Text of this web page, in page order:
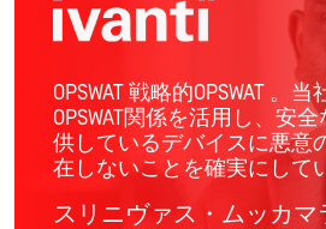
OPSWAT 戦略的OPSWAT 。当
OPSWAT関係を活用し、安
供しているデバイスに悪意
在しないことを確実にして
スリニヴァス・ムッカマ